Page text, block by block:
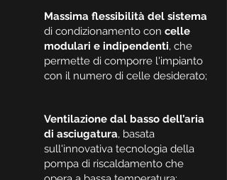
Massima flessibilità del sistema
di condizionamento con celle
modulari e indipendenti, che
permette di comporre l'impianto
con il numero di celle desiderato;
Ventilazione dal basso dell’aria
di asciugatura, basata
sull'innovativa tecnologia della
pompa di riscaldamento che